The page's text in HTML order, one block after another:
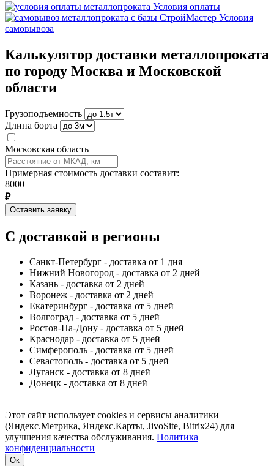
Условия оплаты
Условия
самовывоза
Калькулятор доставки металлопроката
по городу Москва и Московской
области
Грузоподъемность
Длина борта
Московская область
Примерная стоимость доставки составит:
8000
₽
Оставить заявку
С доставкой в регионы
Санкт-Петербург - доставка от 1 дня
Нижний Новогород - доставка от 2 дней
Казань - доставка от 2 дней
Воронеж - доставка от 2 дней
Екатеринбург - доставка от 5 дней
Волгоград - доставка от 5 дней
Ростов-На-Дону - доставка от 5 дней
Краснодар - доставка от 5 дней
Симферополь - доставка от 5 дней
Севастополь - доставка от 5 дней
Луганск - доставка от 8 дней
Донецк - доставка от 8 дней
Этот сайт использует cookies и сервисы аналитики
(Яндекс.Метрика, Яндекс.Карты, JivoSite, Bitrix24) для
улучшения качества обслуживания. Политика
конфиденциальности
Ок